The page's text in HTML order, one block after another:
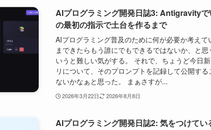
AIプログラミング開発日誌3: Antigravity
の最初の指示で土台を作るまで
AIプログラミング普及のために何が必要か考えて
まできたらもう誰にでもできるではないか、と
いうと難しい気がする。 それで、ちょうど今日
リについて、そのプロンプトを記録して公開す
ないかなぁと思った。 まぁさすが...
2026年3月22日 2026年8月8日
AIプログラミング開発日誌2: 気をつけてい